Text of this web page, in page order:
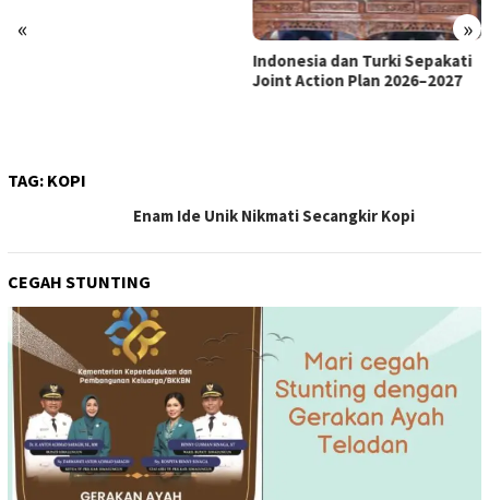
« »
Satgas PRR Pacu Realisasi
Tambahan TKD Aceh Rp1,65
TAG: KOPI
Enam Ide Unik Nikmati Secangkir Kopi
CEGAH STUNTING